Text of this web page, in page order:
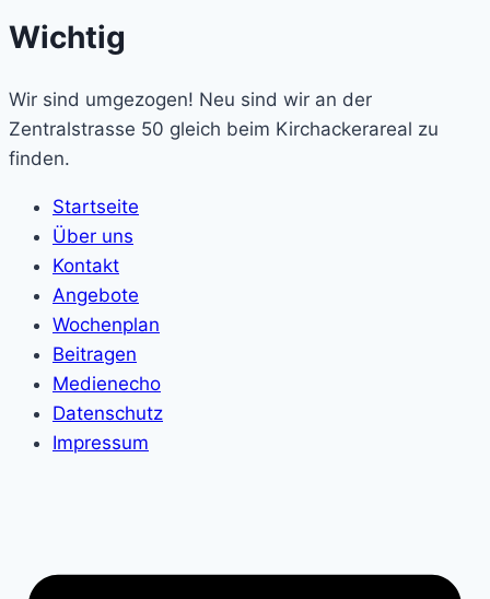
Wichtig
Wir sind umgezogen! Neu sind wir an der
Zentralstrasse 50 gleich beim Kirchackerareal zu
finden.
Startseite
Über uns
Kontakt
Angebote
Wochenplan
Beitragen
Medienecho
Datenschutz
Impressum